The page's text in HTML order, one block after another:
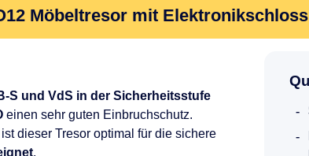
Möbeltresor mit
S und VdS in der Sicherheitsstufe
einen sehr guten Einbruchschutz.
dieser Tresor optimal für die sichere
.